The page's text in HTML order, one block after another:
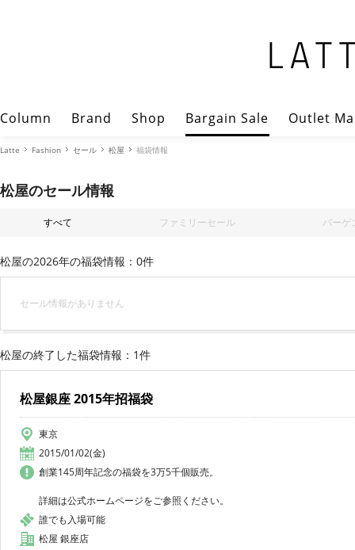
Column Brand Shop Bargain Sale Outlet
Latte Fashion セール 松屋 福袋情報
松屋のセール情報
すべて ファミリーセール バーゲ
松屋の2026年の福袋情報：0件
セール情報がありません
松屋の終了した福袋情報：1件
松屋銀座 2015年招福袋
東京
2015/01/02(金)
創業145周年記念の福袋を3万5千個販売。
詳細は公式ホームページをご参照ください。
誰でも入場可能
松屋 銀座店